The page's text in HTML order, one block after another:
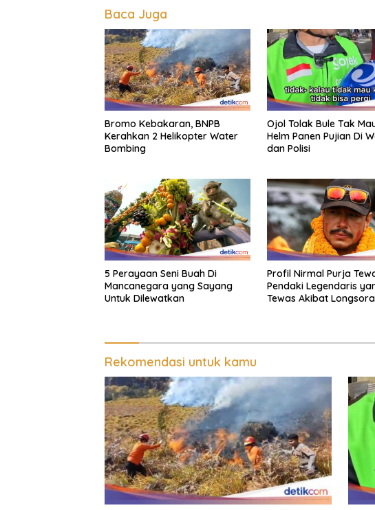
Baca Juga
Bromo Kebakaran, BNPB
Kerahkan 2 Helikopter Water
Bombing
Ojol Tolak Bule Tak
Helm Panen Pujian Di
dan Polisi
5 Perayaan Seni Buah Di
Mancanegara yang Sayang
Untuk Dilewatkan
Profil Nirmal Purja
Pendaki Legendaris
Tewas Akibat
Rekomendasi untuk kamu